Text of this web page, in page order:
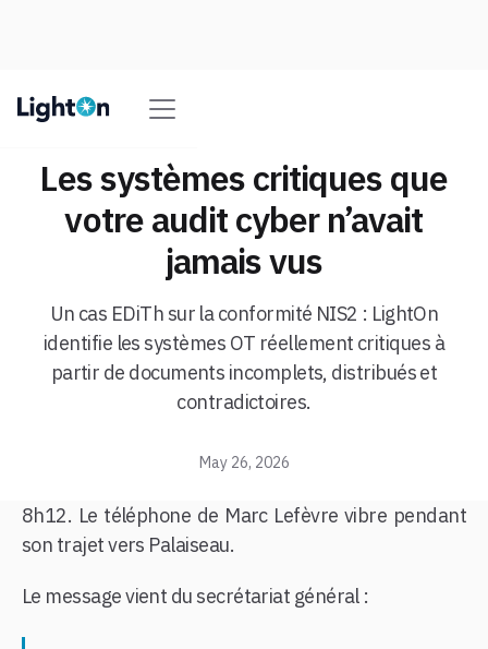
Les systèmes critiques que
votre audit cyber n’avait
jamais vus
Un cas EDiTh sur la conformité NIS2 : LightOn
identifie les systèmes OT réellement critiques à
partir de documents incomplets, distribués et
contradictoires.
May 26, 2026
8h12. Le téléphone de Marc Lefèvre vibre pendant
son trajet vers Palaiseau.
Le message vient du secrétariat général :